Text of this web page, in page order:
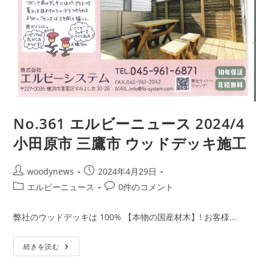
No.361 エルビーニュース 2024/4
小田原市 三鷹市 ウッドデッキ施工
投
稿
woodynews
投
稿
日:
2024年4月29日
投
カ
テ
ゴ
エルビーニュース
投
メ
0件のコメント
弊社のウッドデッキは 100% 【本物の国産材木】! お客様…
続きを読む No.361
エ